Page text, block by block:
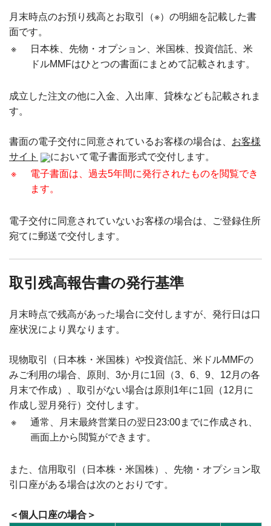
月末時点のお預り残高とお取引（※）の明細を記載した書
面です。
※
日本株、先物・オプション、米国株、投資信託、米
ドルMMFはひとつの書面にまとめて記載されます。
成立した注文の他に入金、入出庫、貸株なども記載されま
す。
書面の電子交付に同意されているお客様の場合は、 お客様
サイト
において電子書面形式で交付します。
※
電子書面は、過去5年間に発行されたものを閲覧でき
ます。
電子交付に同意されていないお客様の場合は、ご登録住所
宛てに郵送で交付します。
取引残高報告書の発行基準
月末時点で残高があった場合に交付しますが、発行日は口
座状況により異なります。
現物取引（日本株・米国株）や投資信託、米ドルMMFの
みご利用の場合、原則、3か月に1回（3、6、9、12月の各
月末で作成）、 取引がない場合は原則1年に1回（12月に
作成し翌月発行）交付します。
※
通常、月末最終営業日の翌日23:00までに作成され、
画面上から閲覧ができます。
また、信用取引（日本株・米国株）、先物・オプション取
引口座がある場合は次のとおりです。
＜個人口座の場合＞